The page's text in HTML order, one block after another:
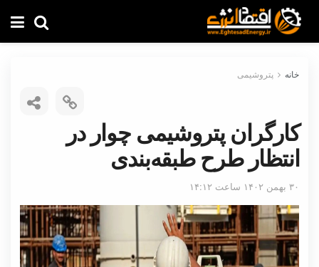
خانه پتروشیمی
کارگران پتروشیمی چوار در
انتظار طرح طبقه‌بندی
۳۰ بهمن ۱۴۰۲ ساعت ۱۴:۱۲